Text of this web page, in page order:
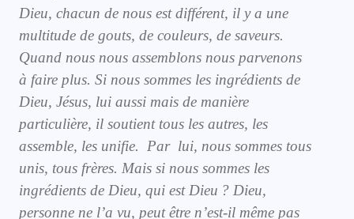
Dieu, chacun de nous est différent, il y a une
multitude de gouts, de couleurs, de saveurs.
Quand nous nous assemblons nous parvenons
à faire plus. Si nous sommes les ingrédients de
Dieu, Jésus, lui aussi mais de manière
particulière, il soutient tous les autres, les
assemble, les unifie.
Par lui, nous sommes tous
unis, tous frères. Mais si nous sommes les
ingrédients de Dieu, qui est Dieu ? Dieu,
personne ne l’a vu, peut être n’est-il même pas